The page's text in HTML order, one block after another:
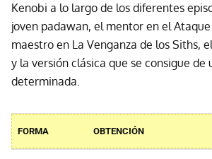
Kenobi a lo largo de los diferentes
joven padawan, el mentor en el
maestro en La Venganza de los Siths,
y la versión clásica que se consigue de
determinada.
FORMA OBTENCIÓN